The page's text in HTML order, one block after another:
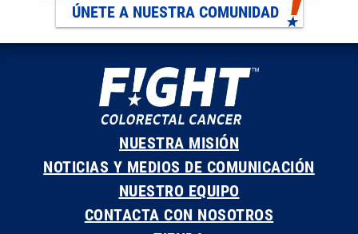
ÚNETE A NUESTRA COMUNIDAD
NUESTRA MISIÓN
NOTICIAS Y MEDIOS DE COMUNICACIÓN
NUESTRO EQUIPO
CONTACTA CON NOSOTROS